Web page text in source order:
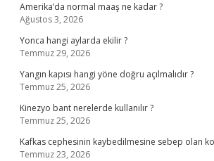
Amerika’da normal maaş ne kadar ?
Ağustos 3, 2026
Yonca hangi aylarda ekilir ?
Temmuz 29, 2026
Yangın kapısı hangi yöne doğru açılmalıdır ?
Temmuz 25, 2026
Kinezyo bant nerelerde kullanılır ?
Temmuz 25, 2026
Kafkas cephesinin kaybedilmesine sebep olan
Temmuz 23, 2026